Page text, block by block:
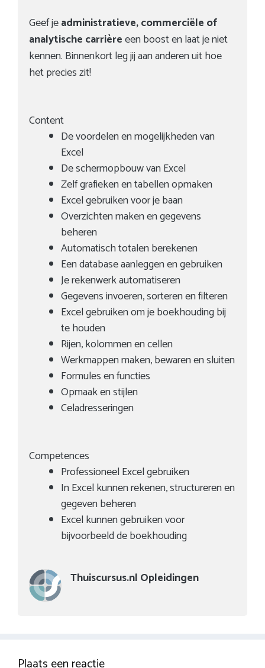
Geef jeadministratieve, commerciële of
analytische carrièreeen boost en laat je niet
kennen. Binnenkort leg jij aan anderen uit hoe
het precies zit!
Content
De voordelen en mogelijkheden van
Excel
De schermopbouw van Excel
Zelf grafieken en tabellen opmaken
Excel gebruiken voor je baan
Overzichten maken en gegevens
beheren
Automatisch totalen berekenen
Een database aanleggen en gebruiken
Je rekenwerk automatiseren
Gegevens invoeren, sorteren en filteren
Excel gebruiken om je boekhouding bij
te houden
Rijen, kolommen en cellen
Werkmappen maken, bewaren en sluiten
Formules en functies
Opmaak en stijlen
Celadresseringen
Competences
Professioneel Excel gebruiken
In Excel kunnen rekenen, structureren en
gegeven beheren
Excel kunnen gebruiken voor
bijvoorbeeld de boekhouding
Thuiscursus.nl Opleidingen